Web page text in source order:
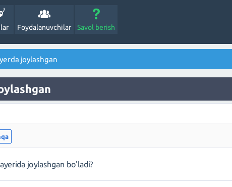
Foydalanuvchilar Savol berish
joylashgan
joylashgan bo'ladi?